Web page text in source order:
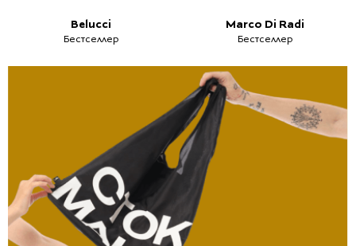
Belucci
Бестселлер
Marco Di Radi
Бестселлер